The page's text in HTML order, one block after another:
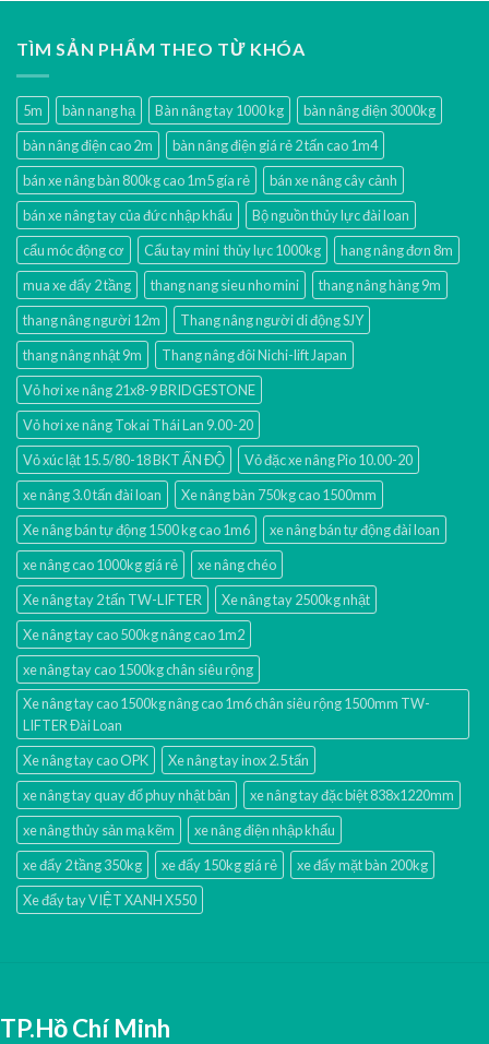
TÌM SẢN PHẨM THEO TỪ KHÓA
5m bàn nang hạ Bàn nâng tay 1000 kg
bàn nâng điện 3000kg
bàn nâng điện cao 2m
bàn nâng điện giá rẻ 2 tấn cao 1m4
bán xe nâng bàn 800kg cao 1m5 gía rẻ
bán xe nâng cây cảnh
bán xe nâng tay của đức nhập khẩu
Bộ nguồn thủy lực đài loan
cẩu móc động cơ
Cẩu tay mini thủy lực 1000kg
hang nâng đơn 8m
mua xe đẩy 2 tầng
thang nang sieu nho mini
thang nâng hàng 9m
thang nâng người 12m
Thang nâng người di động SJY
thang nâng nhật 9m
Thang nâng đôi Nichi-lift Japan
Vỏ hơi xe nâng 21x8-9 BRIDGESTONE
Vỏ hơi xe nâng Tokai Thái Lan 9.00-20
Vỏ xúc lật 15.5/80-18 BKT ẤN ĐỘ
Vỏ đặc xe nâng Pio 10.00-20
xe nâng 3.0 tấn đài loan
Xe nâng bàn 750kg cao 1500mm
Xe nâng bán tự động 1500 kg cao 1m6
xe nâng bán tự động đài loan
xe nâng cao 1000kg giá rẻ
xe nâng chéo
Xe nâng tay 2 tấn TW-LIFTER
Xe nâng tay 2500kg nhật
Xe nâng tay cao 500kg nâng cao 1m2
xe nâng tay cao 1500kg chân siêu rộng
Xe nâng tay cao 1500kg nâng cao 1m6 chân siêu rộng 1500mm TW-
LIFTER Đài Loan
Xe nâng tay cao OPK
Xe nâng tay inox 2.5 tấn
xe nâng tay quay đổ phuy nhật bản
xe nâng tay đặc biệt 838x1220mm
xe nâng thủy sản mạ kẽm
xe nâng điện nhập khấu
xe đẩy 2 tầng 350kg
xe đẩy 150kg giá rẻ
xe đẩy mặt bàn 200kg
Xe đẩy tay VIỆT XANH X550
TP.Hồ Chí Minh